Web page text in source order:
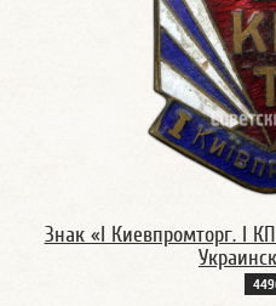
Знак «I Киевпромторг. I